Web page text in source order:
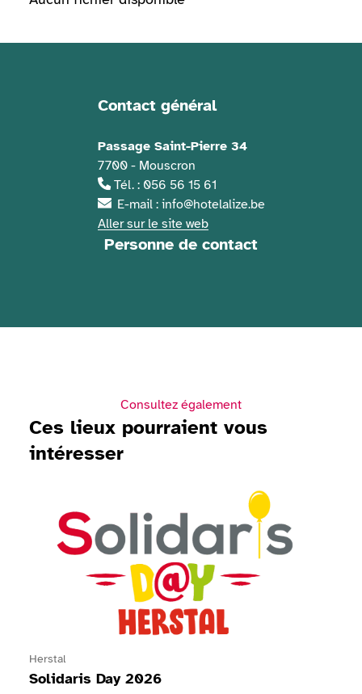
Informations de contact
Contact général
Passage Saint-Pierre 34
7700 - Mouscron
Tél. : 056 56 15 61
E-mail : info@hotelalize.be
Aller sur le site web
Personne de contact
Consultez également
Ces lieux pourraient vous
intéresser
Herstal
Solidaris Day 2026